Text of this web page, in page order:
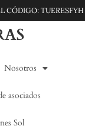
CÓDIGO: TUERESFYH
Nosotros
asociados
Sol